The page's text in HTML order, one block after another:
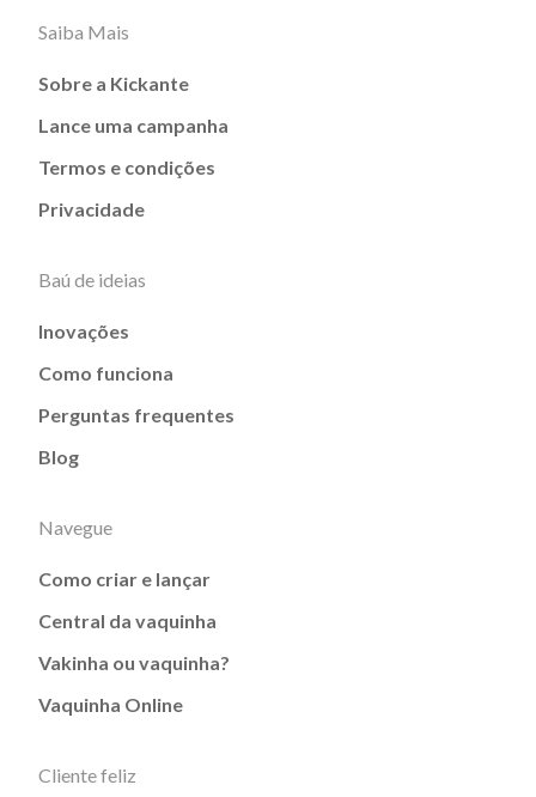
Saiba Mais
Sobre a Kickante
Lance uma campanha
Termos e condições
Privacidade
Baú de ideias
Inovações
Como funciona
Perguntas frequentes
Blog
Navegue
Como criar e lançar
Central da vaquinha
Vakinha ou vaquinha?
Vaquinha Online
Cliente feliz